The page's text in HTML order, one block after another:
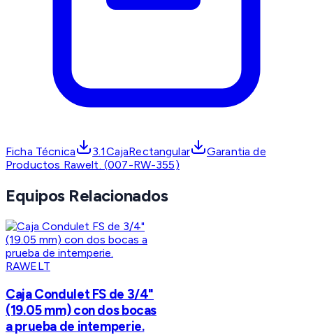
Ficha Técnica 3.1CajaRectangular
Garantia de
Productos Rawelt. (007-RW-355)
Equipos Relacionados
RAWELT
Caja Condulet FS de 3/4"
(19.05 mm) con dos bocas
a prueba de intemperie.